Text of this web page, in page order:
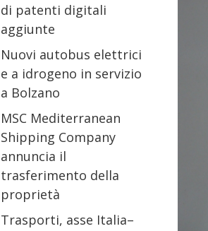
di patenti digitali
aggiunte
Nuovi autobus elettrici
e a idrogeno in servizio
a Bolzano
MSC Mediterranean
Shipping Company
annuncia il
trasferimento della
proprietà
Trasporti, asse Italia–